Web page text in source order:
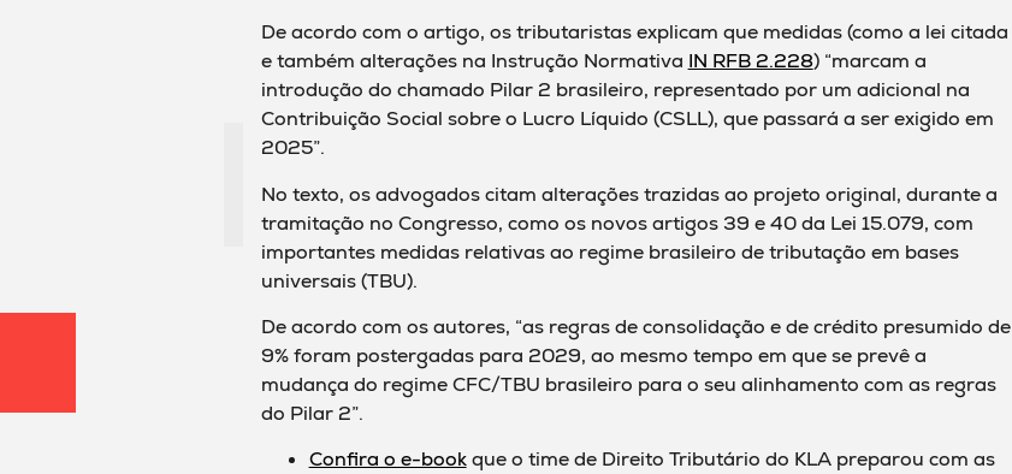
De acordo com o artigo, os tributaristas explicam que medidas (como a lei citada
e também alterações na Instrução Normativa IN RFB 2.228) “marcam a
introdução do chamado Pilar 2 brasileiro, representado por um adicional na
Contribuição Social sobre o Lucro Líquido (CSLL), que passará a ser exigido em
2025”.
No texto, os advogados citam alterações trazidas ao projeto original, durante a
tramitação no Congresso, como os novos artigos 39 e 40 da Lei 15.079, com
importantes medidas relativas ao regime brasileiro de tributação em bases
universais (TBU).
De acordo com os autores, “as regras de consolidação e de crédito presumido de
9% foram postergadas para 2029, ao mesmo tempo em que se prevê a
mudança do regime CFC/TBU brasileiro para o seu alinhamento com as regras
do Pilar 2”.
Confira o e-bookque o time de Direito Tributário do KLA preparou com as